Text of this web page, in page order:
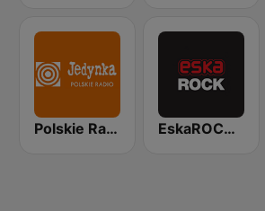
Polskie Radio Program I (PR1) Jedynka EskaROCK Warszawa